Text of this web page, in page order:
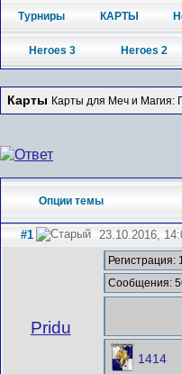
Турниры КАРТЫ
Heroes 3 Heroes 2
Карты Карты для Меч и Магия:
Опции темы
#1 23.10.2016,
Pridu
Регистрация:
Сообщения:
1414